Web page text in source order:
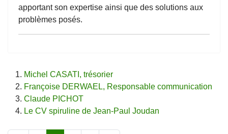
apportant son expertise ainsi que des solutions aux
problèmes posés.
Michel CASATI, trésorier
Françoise DERWAEL, Responsable communication
Claude PICHOT
Le CV spiruline de Jean-Paul Joudan